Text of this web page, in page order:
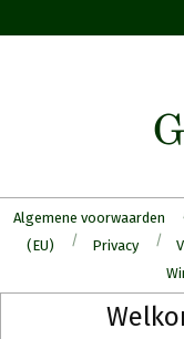
to
Algemene voorwaarden
(EU)
Privacy